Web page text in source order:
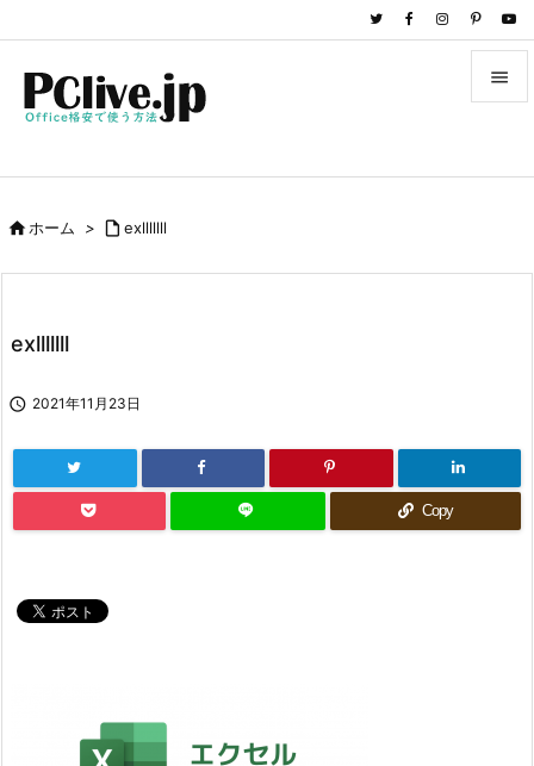

前へ
ホーム >  exlllllll
exlllllll
 2021年11月23日
Copy